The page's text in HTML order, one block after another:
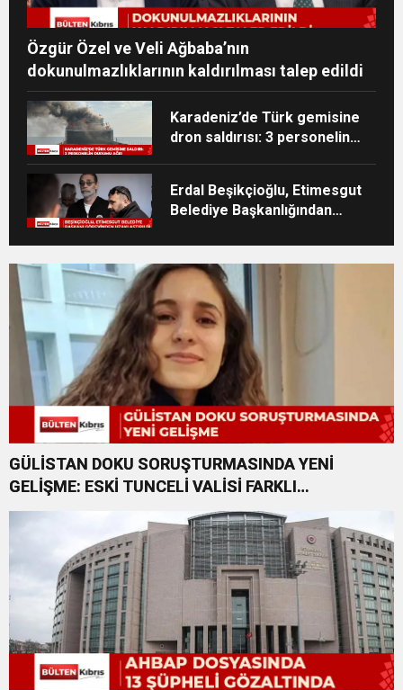
Özgür Özel ve Veli Ağbaba’nın
dokunulmazlıklarının kaldırılması talep edildi
Karadeniz’de Türk gemisine
dron saldırısı: 3 personelin
Erdal Beşikçioğlu, Etimesgut
Belediye Başkanlığından
GÜLİSTAN DOKU SORUŞTURMASINDA YENİ
GELİŞME: ESKİ TUNCELİ VALİSİ FARKLI
SUÇLARDAN DA TUTUKLANDI